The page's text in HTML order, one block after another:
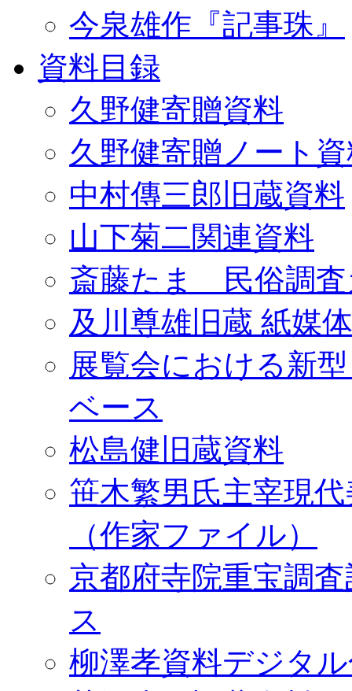
今泉雄作『記事珠』
資料目録
久野健寄贈資料
久野健寄贈ノート
中村傳三郎旧蔵資料
山下菊二関連資料
斎藤たま 民俗調査
及川尊雄旧蔵 紙媒
展覧会における新
ベース
松島健旧蔵資料
笹木繁男氏主宰現
（作家ファイル）
京都府寺院重宝調
ス
柳澤孝資料デジタ